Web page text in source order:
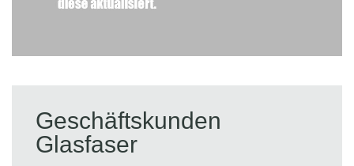
Geschäftskunden
Glasfaser